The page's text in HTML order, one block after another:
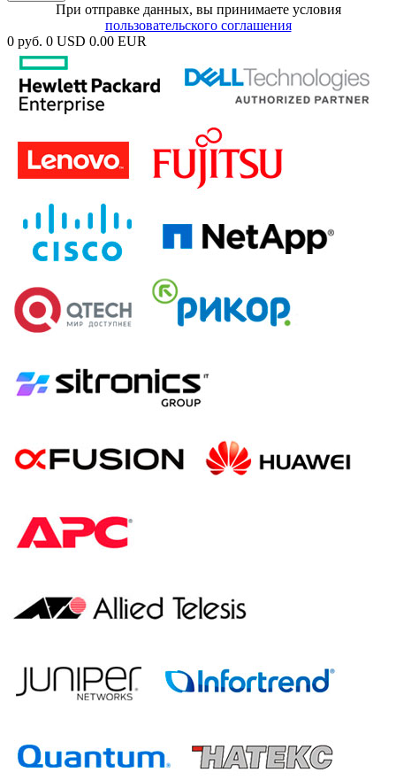
При отправке данных, вы принимаете условия
пользовательского соглашения
0 руб. 0 USD 0.00 EUR